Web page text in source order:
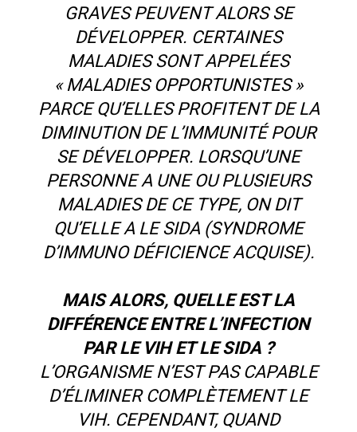
GRAVES PEUVENT ALORS SE
DÉVELOPPER. CERTAINES
MALADIES SONT APPELÉES
« MALADIES OPPORTUNISTES »
PARCE QU’ELLES PROFITENT DE LA
DIMINUTION DE L’IMMUNITÉ POUR
SE DÉVELOPPER. LORSQU’UNE
PERSONNE A UNE OU PLUSIEURS
MALADIES DE CE TYPE, ON DIT
QU’ELLE A LE SIDA (SYNDROME
D’IMMUNO DÉFICIENCE ACQUISE).
MAIS ALORS, QUELLE EST LA
DIFFÉRENCE ENTRE L’INFECTION
PAR LE VIH ET LE SIDA ?
L’ORGANISME N’EST PAS CAPABLE
D’ÉLIMINER COMPLÈTEMENT LE
VIH. CEPENDANT, QUAND